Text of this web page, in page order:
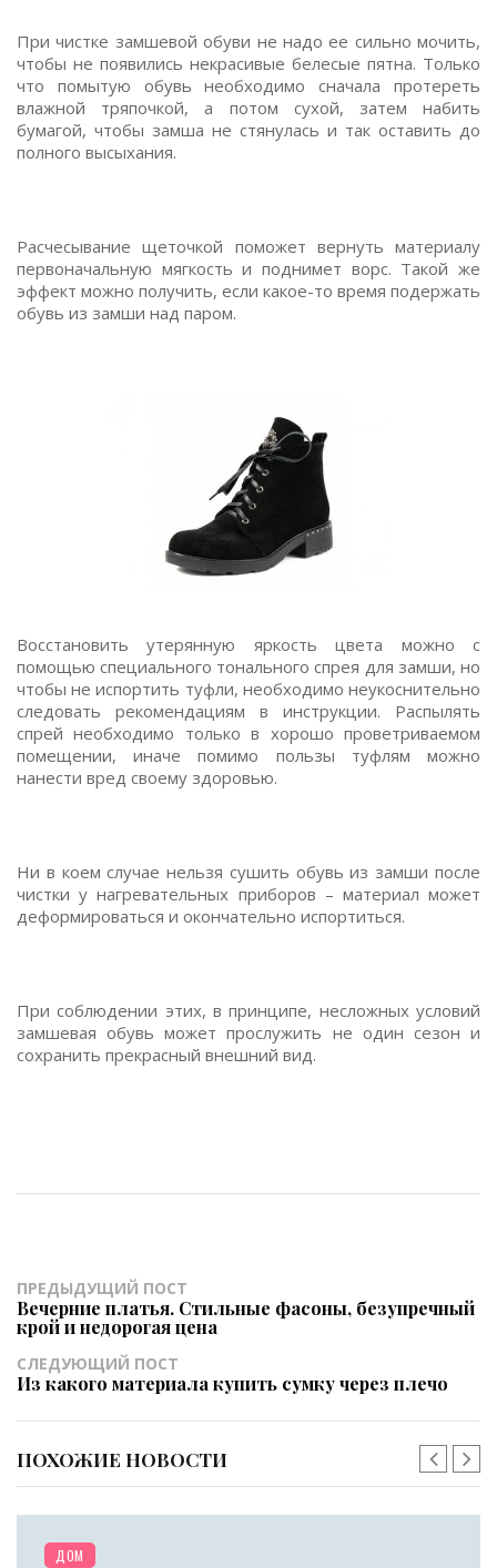
При чистке замшевой обуви не надо ее сильно мочить,
чтобы не появились некрасивые белесые пятна. Только
что помытую обувь необходимо сначала протереть
влажной тряпочкой, а потом сухой, затем набить
бумагой, чтобы замша не стянулась и так оставить до
полного высыхания.
Расчесывание щеточкой поможет вернуть материалу
первоначальную мягкость и поднимет ворс. Такой же
эффект можно получить, если какое-то время подержать
обувь из замши над паром.
Восстановить утерянную яркость цвета можно с
помощью специального тонального спрея для замши, но
чтобы не испортить туфли, необходимо неукоснительно
следовать рекомендациям в инструкции. Распылять
спрей необходимо только в хорошо проветриваемом
помещении, иначе помимо пользы туфлям можно
нанести вред своему здоровью.
Ни в коем случае нельзя сушить обувь из замши после
чистки у нагревательных приборов – материал может
деформироваться и окончательно испортиться.
При соблюдении этих, в принципе, несложных условий
замшевая обувь может прослужить не один сезон и
сохранить прекрасный внешний вид.
ПРЕДЫДУЩИЙ ПОСТ
Вечерние платья. Стильные фасоны, безупречный
крой и недорогая цена
СЛЕДУЮЩИЙ ПОСТ
Из какого материала купить сумку через плечо
ПОХОЖИЕ НОВОСТИ